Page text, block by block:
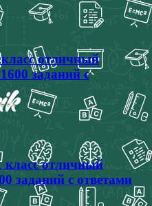
отличный
заданий с
класс отличный
заданий с ответами